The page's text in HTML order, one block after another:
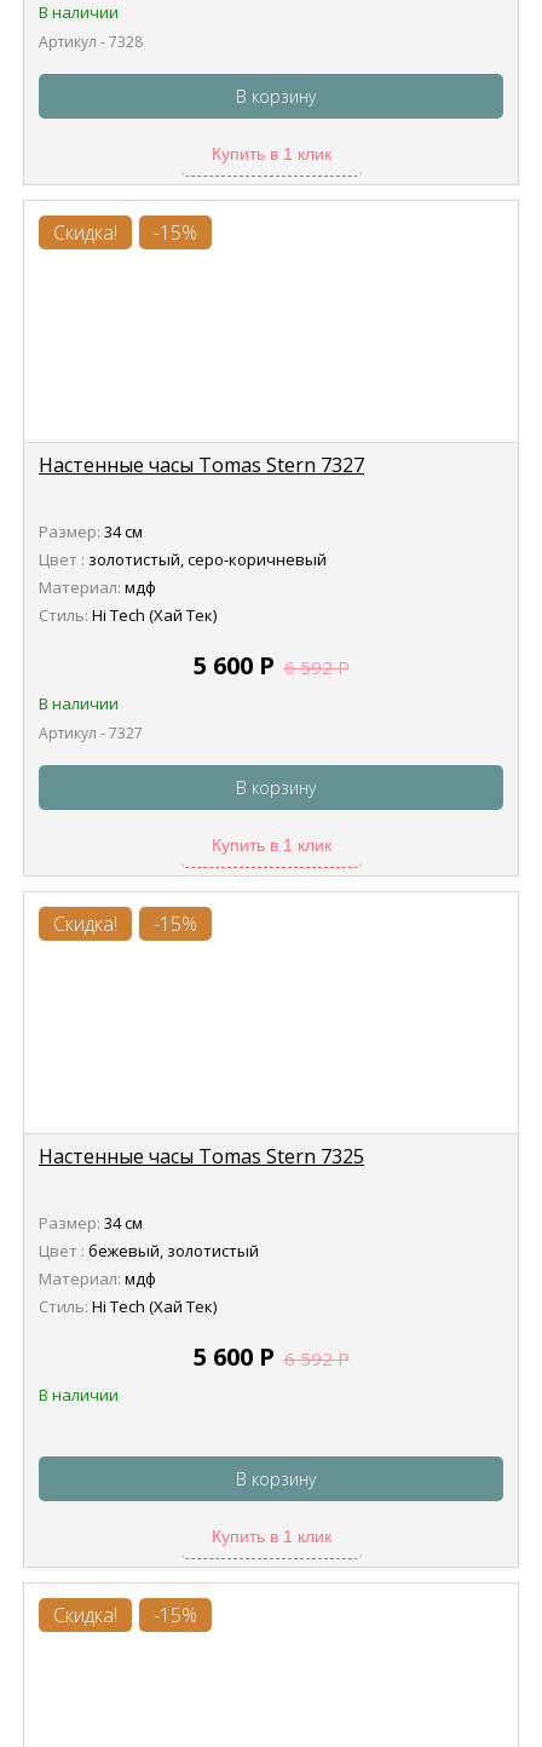
В наличии
Артикул - 7328
В корзину
Купить в 1 клик
Скидка! -15%
Настенные часы Tomas Stern 7327
Размер: 34 см
Цвет : золотистый, серо-коричневый
Материал: мдф
Стиль: Hi Tech (Хай Тек)
5 600 Р 6 592Р
В наличии
Артикул - 7327
В корзину
Купить в 1 клик
Скидка! -15%
Настенные часы Tomas Stern 7325
Размер: 34 см
Цвет : бежевый, золотистый
Материал: мдф
Стиль: Hi Tech (Хай Тек)
5 600 Р 6 592Р
В наличии
В корзину
Купить в 1 клик
Скидка! -15%